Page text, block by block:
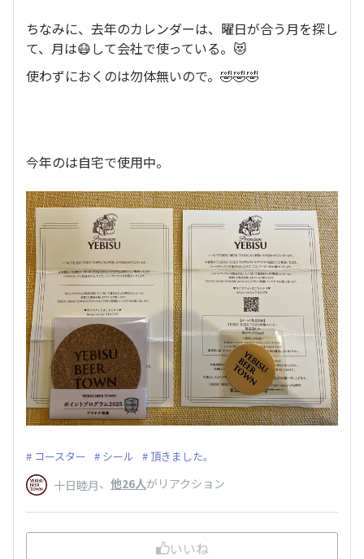
ちなみに、去年のカレンダーは、曜日が合う月を探し
て、月は😷して会社で使っている。😻
使わずにおくのは勿体無いので。🤣🤣🤣
今年のは自宅で使用中。
コースター シール 頂きました。
十日睦月、 他26人がリアクション
いいね